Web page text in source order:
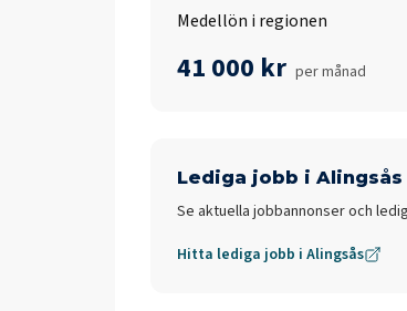
Medellön i regionen
41 000 kr per månad
Lediga jobb i Alingsås
Se aktuella jobbannonser och
Hitta lediga jobb i Alingsås